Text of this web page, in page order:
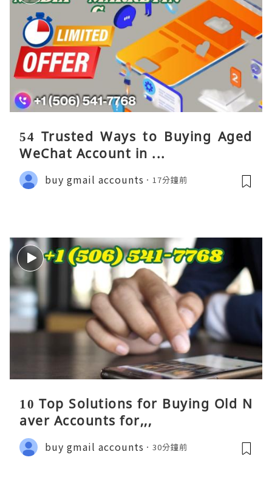
54 Trusted Ways to Buying Aged
WeChat Account in ...
buy gmail accounts 17分鐘前
10 Top Solutions for Buying Old N
aver Accounts for,,,
buy gmail accounts 30分鐘前